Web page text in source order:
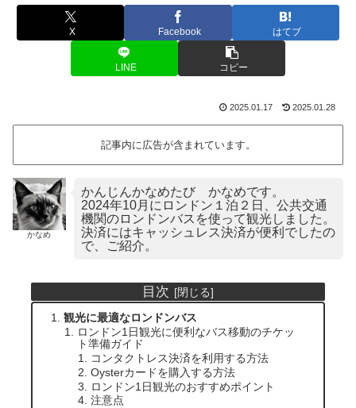
X Facebook はてブ
LINE コピー
2025.01.17 2025.01.28
記事内に広告が含まれています。
かなめ
かんじんかなめたび かなめです。
2024年10月にロンドン１泊２日、公共交通
機関のロンドンバスを使って観光しました。
決済にはキャッシュレス決済が便利でしたの
で、ご紹介。
目次
観光に最適なロンドンバス
ロンドン1日観光に便利なバス移動のチケッ
ト準備ガイド
コンタクトレス決済を利用する方法
Oysterカードを購入する方法
ロンドン1日観光のおすすめポイント
注意点